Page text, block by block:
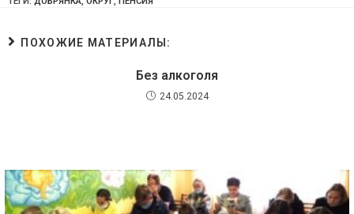
ПОХОЖИЕ МАТЕРИАЛЫ:
Без алкоголя
24.05.2024